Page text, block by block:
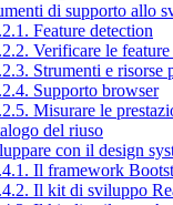
di supporto allo
Feature detection
Verificare le
Strumenti e risorse
Supporto browser
Misurare le
del riuso
con il design
Il framework
Il kit di sviluppo